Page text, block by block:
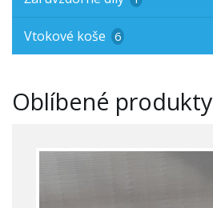
Vtokové koše 6
Oblíbené produkty